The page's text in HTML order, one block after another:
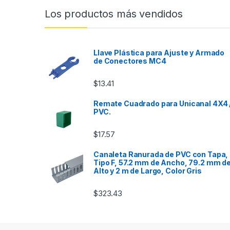
Los productos más vendidos
Llave Plástica para Ajuste y Armado
de Conectores MC4
$13.41
Remate Cuadrado para Unicanal 4X4
PVC.
$17.57
Canaleta Ranurada de PVC con Tapa,
Tipo F, 57.2 mm de Ancho, 79.2 mm
Alto y 2 m de Largo, Color Gris
$323.43